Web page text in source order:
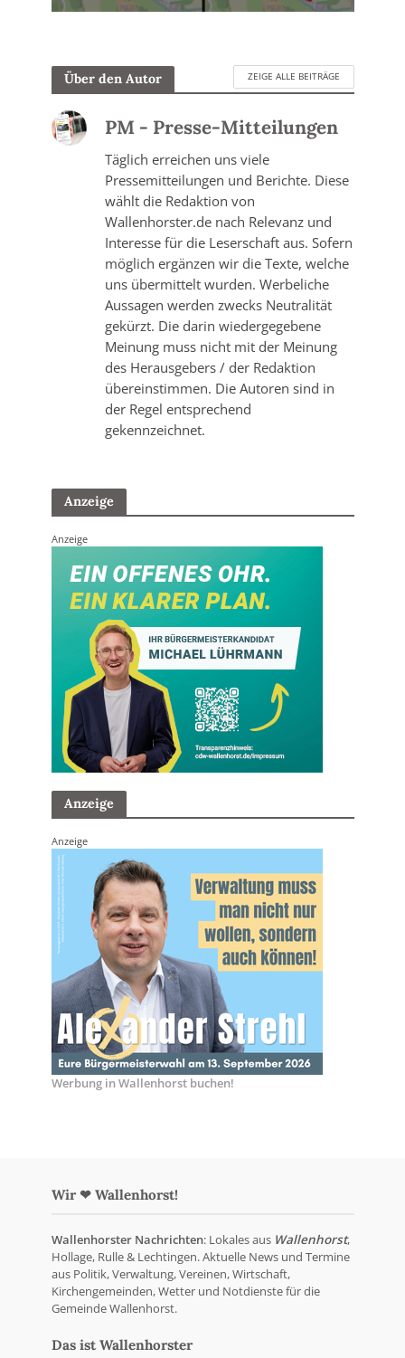
Über den Autor ZEIGE ALLE BEITRÄGE
PM - Presse-Mitteilungen
Täglich erreichen uns viele
Pressemitteilungen und Berichte. Diese
wählt die Redaktion von
Wallenhorster.de nach Relevanz und
Interesse für die Leserschaft aus. Sofern
möglich ergänzen wir die Texte, welche
uns übermittelt wurden. Werbeliche
Aussagen werden zwecks Neutralität
gekürzt. Die darin wiedergegebene
Meinung muss nicht mit der Meinung
des Herausgebers / der Redaktion
übereinstimmen. Die Autoren sind in
der Regel entsprechend
gekennzeichnet.
Anzeige
Anzeige
Anzeige
Anzeige
Werbung in Wallenhorst buchen!
Wir ❤ Wallenhorst!
Wallenhorster Nachrichten: Lokales aus Wallenhorst,
Hollage, Rulle & Lechtingen. Aktuelle News und Termine
aus Politik, Verwaltung, Vereinen, Wirtschaft,
Kirchengemeinden, Wetter und Notdienste für die
Gemeinde Wallenhorst.
Das ist Wallenhorster